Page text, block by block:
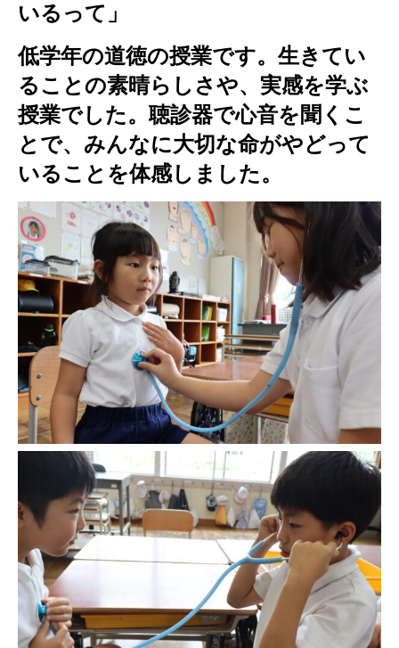
いるって」
低学年の道徳の授業です。生きてい
ることの素晴らしさや、実感を学ぶ
授業でした。聴診器で心音を聞くこ
とで、みんなに大切な命がやどって
いることを体感しました。